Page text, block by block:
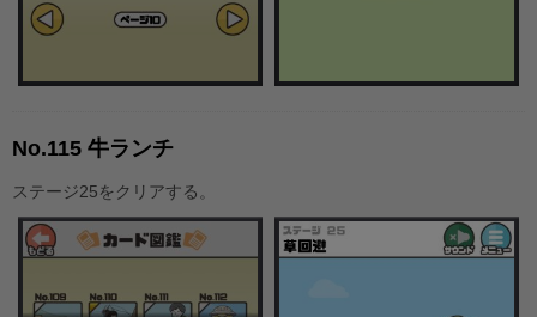
No.115 牛ランチ
ステージ25をクリアする。